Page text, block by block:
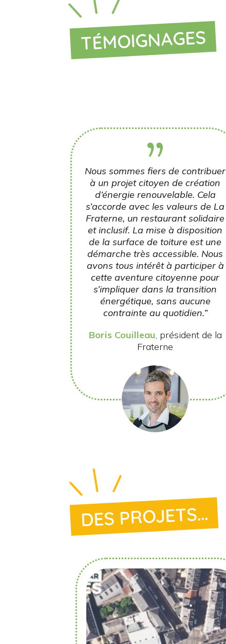
TÉMOIGNAGES
Nous sommes fiers de contribuer
à un projet citoyen de création
d’énergie renouvelable. Cela
s’accorde avec les valeurs de La
Fraterne, un restaurant solidaire
et inclusif. La mise à disposition
de la surface de toiture est une
démarche très accessible. Nous
avons tous intérêt à participer à
cette aventure citoyenne pour
s’impliquer dans la transition
énergétique, sans aucune
contrainte au quotidien.”
Boris Couilleau, président de la
Fraterne
DES PROJETS...